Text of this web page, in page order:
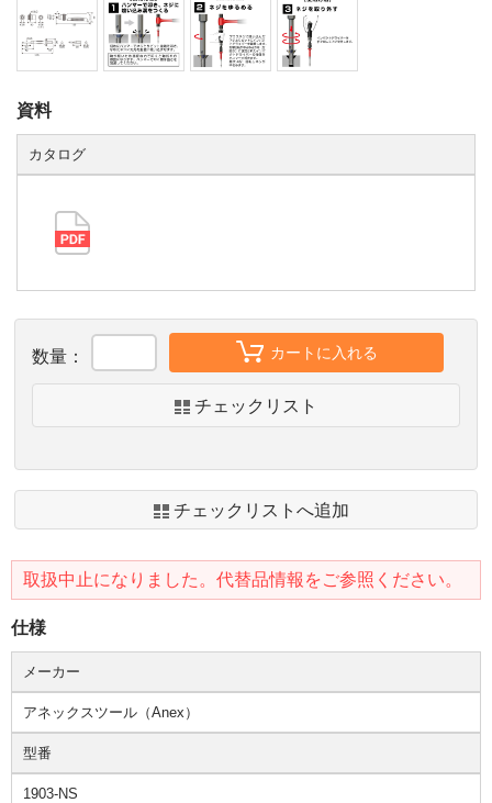
数量： カートに入れる
チェックリスト
チェックリストへ追加
取扱中止になりました。代替品情報をご参照ください。
仕様
メーカー
アネックスツール（Anex）
型番
1903-NS
資料
カタログ